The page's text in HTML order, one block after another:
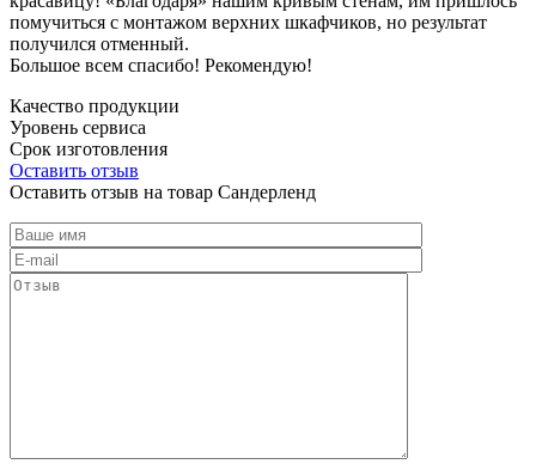
помучиться с монтажом верхних шкафчиков, но результат
получился отменный.
Большое всем спасибо! Рекомендую!
Качество продукции
Уровень сервиса
Срок изготовления
Оставить отзыв
Оставить отзыв на товар Сандерленд